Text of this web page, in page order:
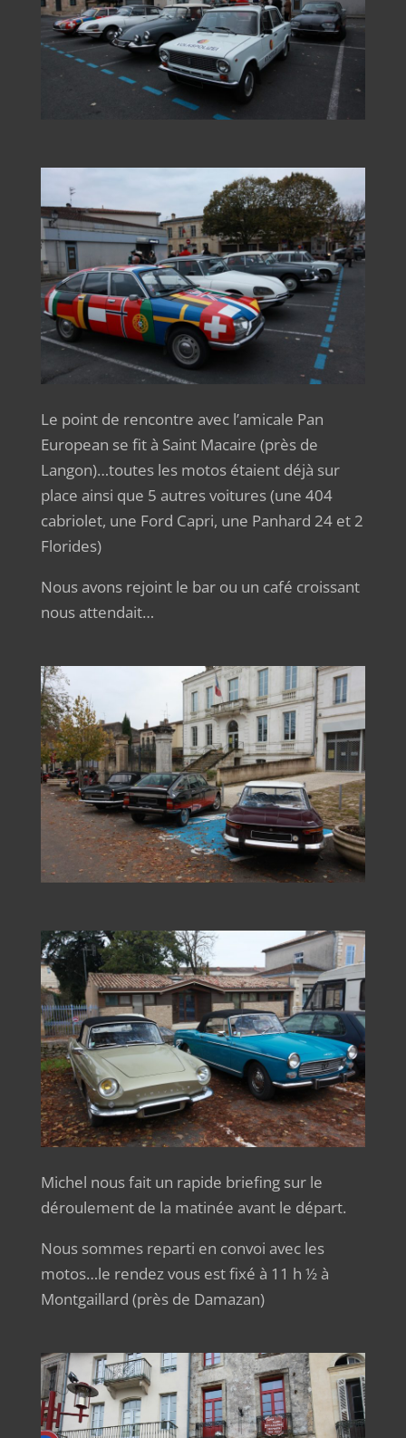
Le point de rencontre avec l’amicale Pan
European se fit à Saint Macaire (près de
Langon)…toutes les motos étaient déjà sur
place ainsi que 5 autres voitures (une 404
cabriolet, une Ford Capri, une Panhard 24 et 2
Florides)
Nous avons rejoint le bar ou un café croissant
nous attendait…
Michel nous fait un rapide briefing sur le
déroulement de la matinée avant le départ.
Nous sommes reparti en convoi avec les
motos…le rendez vous est fixé à 11 h ½ à
Montgaillard (près de Damazan)